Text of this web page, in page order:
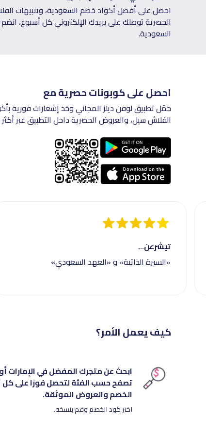
احصل على أفضل أكواد خصم السعودية، وتنبيهات
السعودية.
احصل على كوبونات حصرية مع
حمّل تطبيق لوفن ديلز المجاني وخذ إشعارات فورية
الفلاش سيل، والعروض الحصرية داخل التطبيق عبر أكثر من 200 متجر في
تيشرعن...
«السيرة الذاتية» و «العهد السعودي»
كيف يعمل الأمر؟
ابحث عن متجرك المفضل في الإمارات أو
تصفح حسب الفئة لتحصل فورًا على كل
الخصم والعروض الموثقة.
اختر كود الخصم وقم بنسخه.